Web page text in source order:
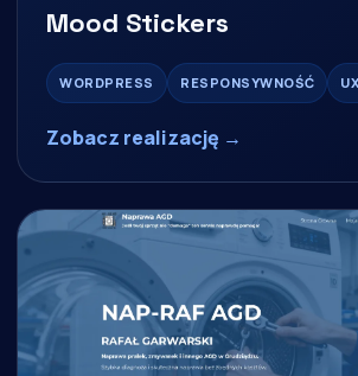
Mood Stickers
WORDPRESS RESPONSYWNOŚĆ
Zobacz realizację →